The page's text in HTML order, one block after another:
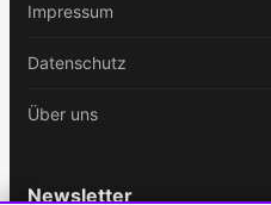
Impressum
Datenschutz
Über uns
Newsletter